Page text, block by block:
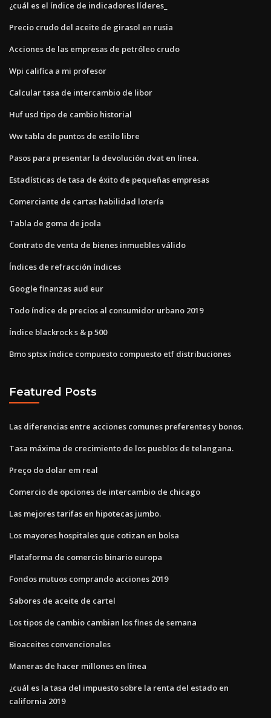
¿cuál es el índice de indicadores líderes_
Precio crudo del aceite de girasol en rusia
Acciones de las empresas de petróleo crudo
Wpi califica a mi profesor
Calcular tasa de intercambio de libor
Huf usd tipo de cambio historial
Ww tabla de puntos de estilo libre
Pasos para presentar la devolución dvat en línea.
Estadísticas de tasa de éxito de pequeñas empresas
Comerciante de cartas habilidad lotería
Tabla de goma de joola
Contrato de venta de bienes inmuebles válido
Índices de refracción índices
Google finanzas aud eur
Todo índice de precios al consumidor urbano 2019
Índice blackrock s & p 500
Bmo sptsx índice compuesto compuesto etf distribuciones
Featured Posts
Las diferencias entre acciones comunes preferentes y bonos.
Tasa máxima de crecimiento de los pueblos de telangana.
Preço do dolar em real
Comercio de opciones de intercambio de chicago
Las mejores tarifas en hipotecas jumbo.
Los mayores hospitales que cotizan en bolsa
Plataforma de comercio binario europa
Fondos mutuos comprando acciones 2019
Sabores de aceite de cartel
Los tipos de cambio cambian los fines de semana
Bioaceites convencionales
Maneras de hacer millones en línea
¿cuál es la tasa del impuesto sobre la renta del estado en
california 2019